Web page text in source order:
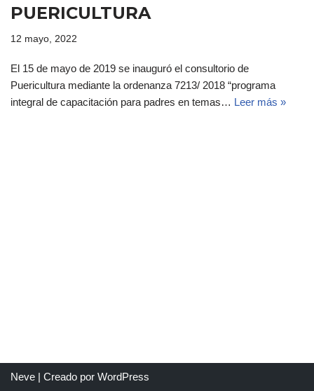
PUERICULTURA
12 mayo, 2022
El 15 de mayo de 2019 se inauguró el consultorio de
Puericultura mediante la ordenanza 7213/ 2018 “programa
integral de capacitación para padres en temas… Leer más »
Neve | Creado por WordPress